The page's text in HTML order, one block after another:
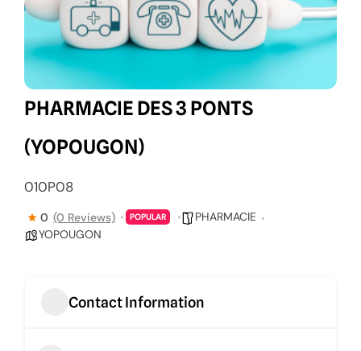
PHARMACIE DES 3 PONTS
(YOPOUGON)
010P08
0 (0 Reviews) POPULAR
PHARMACIE
YOPOUGON
Contact Information